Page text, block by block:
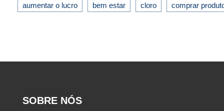
aumentar o lucro bem estar cloro comprar
SOBRE NÓS